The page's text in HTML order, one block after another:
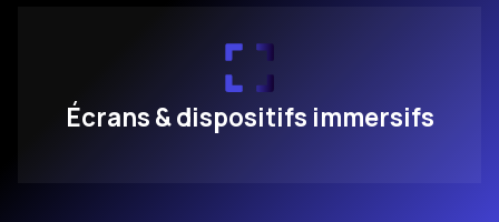
Écrans & dispositifs immersifs